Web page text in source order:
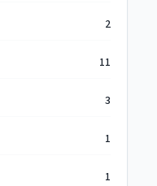
2
11
3
1
1